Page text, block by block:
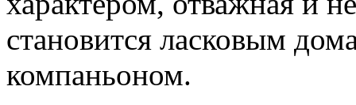
становится ласковым
компаньоном.